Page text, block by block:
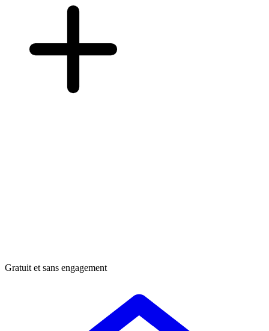
Gratuit et sans engagement